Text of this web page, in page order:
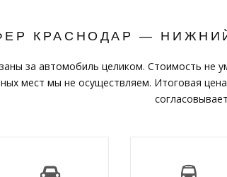
КРАСНОДАР —
за автомобиль целиком. Стоимость не
мест мы не осуществляем. Итоговая